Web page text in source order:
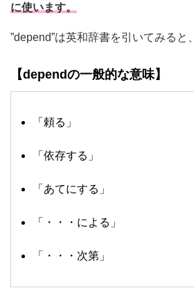
に使います。
”depend”は英和辞書を引いてみると、
【dependの一般的な意味】
「頼る」
「依存する」
「あてにする」
「・・・による」
「・・・次第」